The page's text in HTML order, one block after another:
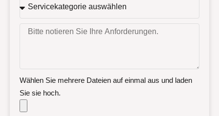
Wählen Sie mehrere Dateien auf einmal aus und laden
Sie sie hoch.